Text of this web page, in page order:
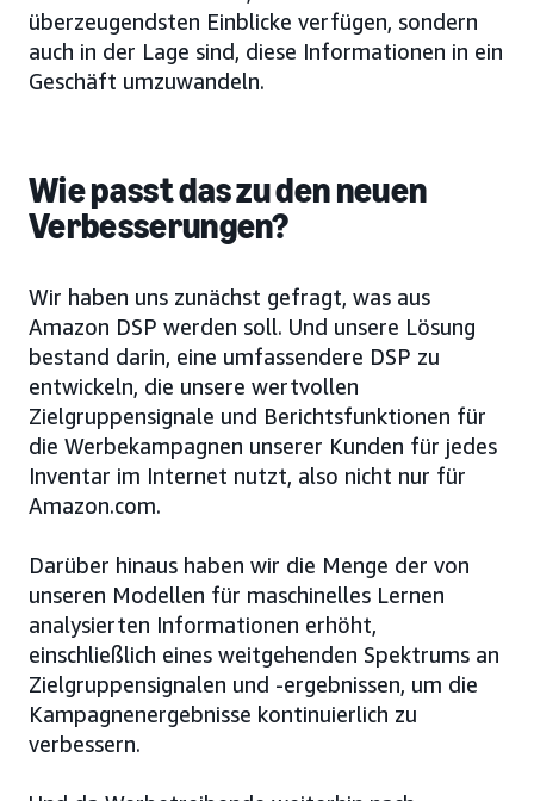
überzeugendsten Einblicke verfügen, sondern
auch in der Lage sind, diese Informationen in ein
Geschäft umzuwandeln.
Wie passt das zu den neuen
Verbesserungen?
Wir haben uns zunächst gefragt, was aus
Amazon DSP werden soll. Und unsere Lösung
bestand darin, eine umfassendere DSP zu
entwickeln, die unsere wertvollen
Zielgruppensignale und Berichtsfunktionen für
die Werbekampagnen unserer Kunden für jedes
Inventar im Internet nutzt, also nicht nur für
Amazon.com.
Darüber hinaus haben wir die Menge der von
unseren Modellen für maschinelles Lernen
analysierten Informationen erhöht,
einschließlich eines weitgehenden Spektrums an
Zielgruppensignalen und -ergebnissen, um die
Kampagnenergebnisse kontinuierlich zu
verbessern.